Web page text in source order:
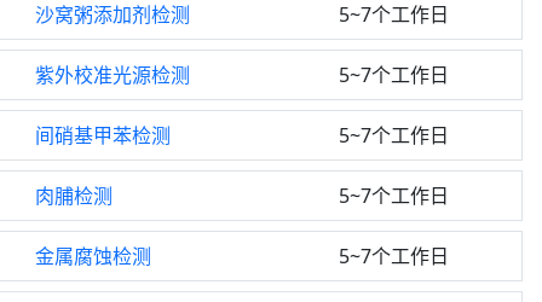
沙窝粥添加剂检测 5~7个工作日
紫外校准光源检测 5~7个工作日
间硝基甲苯检测 5~7个工作日
肉脯检测 5~7个工作日
金属腐蚀检测 5~7个工作日